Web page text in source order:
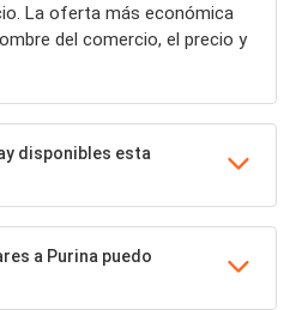
La oferta más económica
del comercio, el precio y
disponibles esta
a Purina puedo